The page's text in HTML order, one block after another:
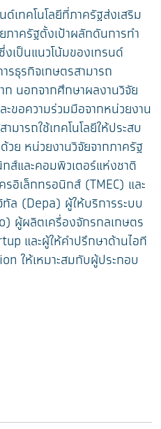
ทคโนโลยีที่ภาครัฐส่งเสริม
ภาครัฐตั้งเป้าผลักดันการทำ
เป็นแนวโน้มของเทรนด์
รธุรกิจเกษตรสามารถ
ก นอกจากศึกษาผลงานวิจัย
ขอความร่วมมือจากหน่วยงาน
มารถใช้เทคโนโลยีให้ประสบ
วย หน่วยงานวิจัยจากภาครัฐ
ส์และคอมพิวเตอร์แห่งชาติ
รอิเล็กทรอนิกส์ (TMEC) และ
ล (Depa) ผู้ให้บริการระบบ
ผู้ผลิตเครื่องจักรกลเกษตร
และผู้ให้คำปรึกษาด้านไอที
ให้เหมาะสมกับผู้ประกอบ